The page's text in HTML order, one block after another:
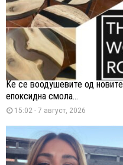
Ќе се воодушевите од
епоксидна смола...
15:02 - 7 август, 2026